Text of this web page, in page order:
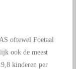
oftewel Foetaal
ook de meest
kinderen per